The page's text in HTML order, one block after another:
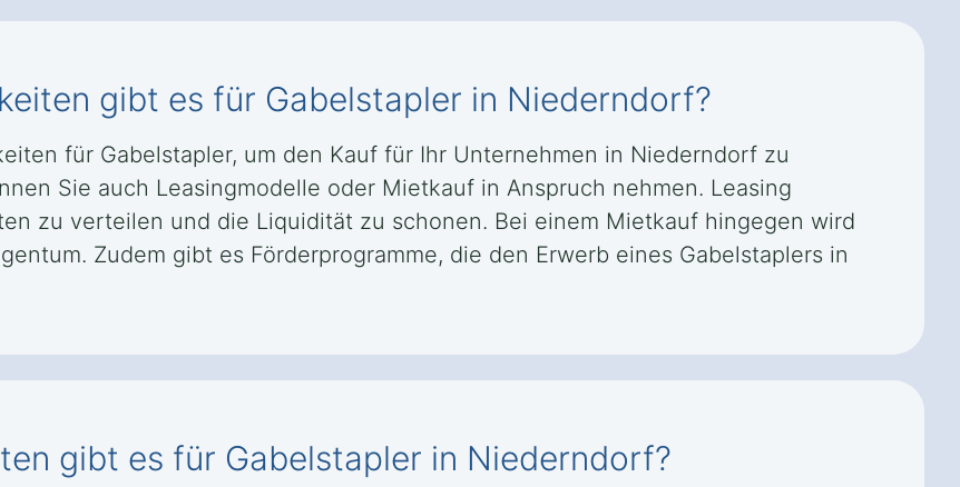
gibt es für Gabelstapler in Niederndorf?
für Gabelstapler, um den Kauf für Ihr Unternehmen in Niederndorf zu
Sie auch Leasingmodelle oder Mietkauf in Anspruch nehmen. Leasing
zu verteilen und die Liquidität zu schonen. Bei einem Mietkauf hingegen wird
Zudem gibt es Förderprogramme, die den Erwerb eines Gabelstaplers in
gibt es für Gabelstapler in Niederndorf?